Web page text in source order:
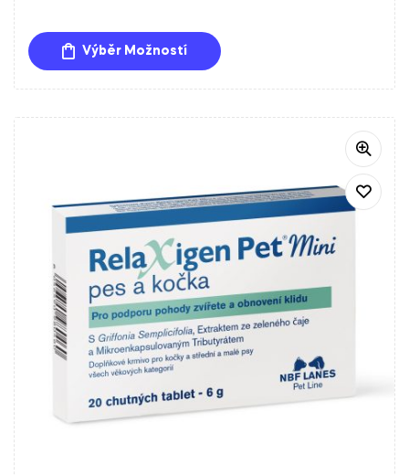
vitamínem A a vitamínem E.
Výběr Možností